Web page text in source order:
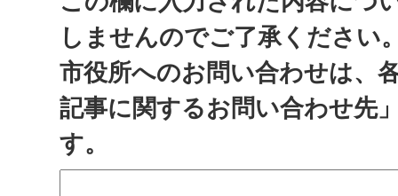
しませんのでご了承ください
市役所へのお問い合わせは、
記事に関するお問い合わせ先
す。